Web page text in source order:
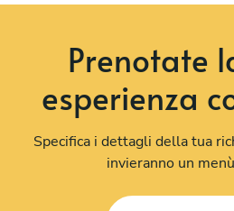
Prenotate
esperienza
Specifica i dettagli della tua
invieranno un